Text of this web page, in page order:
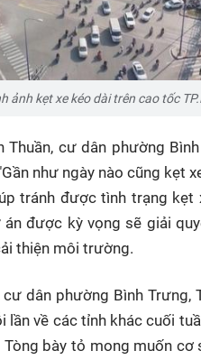
ảnh kẹt xe kéo dài trên cao tốc
Thuần, cư dân phường
như ngày nào cũng kẹt
tránh được tình trạng
án được kỳ vọng sẽ giải
thiện môi trường.
cư dân phường Bình
lần về các tỉnh khác cuối
Tòng bày tỏ mong muốn